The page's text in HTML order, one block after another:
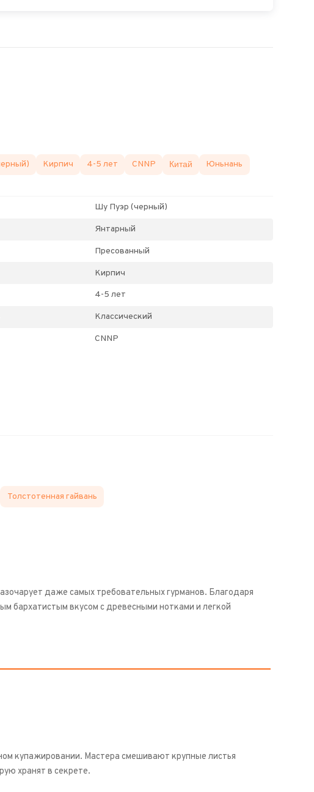
Кирпич 4-5 лет CNNP Китай Юньнань
Шу Пуэр (черный)
Янтарный
Пресованный
Кирпич
4-5 лет
Классический
CNNP
Толстотенная гайвань
даже самых требовательных гурманов. Благодаря
бархатистым вкусом с древесными нотками и легкой
купажировании. Мастера смешивают крупные листья
хранят в секрете.